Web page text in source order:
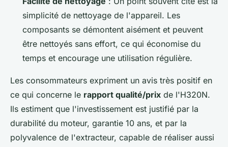
simplicité de nettoyage de l'appareil. Les
composants se démontent aisément et peuvent
être nettoyés sans effort, ce qui économise du
temps et encourage une utilisation régulière.
Les consommateurs expriment un avis très positif en
ce qui concerne le rapport qualité/prix de l'H320N.
Ils estiment que l'investissement est justifié par la
durabilité du moteur, garantie 10 ans, et par la
polyvalence de l'extracteur, capable de réaliser aussi